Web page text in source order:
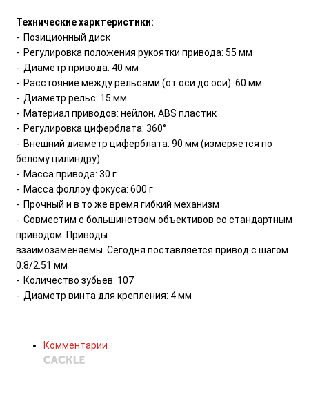
Технические харктеристики:
- Позиционный диск
- Регулировка положения рукоятки привода: 55 мм
- Диаметр привода: 40 мм
- Расстояние между рельсами (от оси до оси): 60 мм
- Диаметр рельс: 15 мм
- Материал приводов: нейлон, ABS пластик
- Регулировка циферблата: 360°
- Внешний диаметр циферблата: 90 мм (измеряется по
белому цилиндру)
- Масса привода: 30 г
- Масса фоллоу фокуса: 600 г
- Прочный и в то же время гибкий механизм
- Совместим с большинством объективов со стандартным
приводом. Приводы
взаимозаменяемы. Сегодня поставляется привод с шагом
0.8/2.51 мм
- Количество зубьев: 107
- Диаметр винта для крепления: 4 мм
Комментарии